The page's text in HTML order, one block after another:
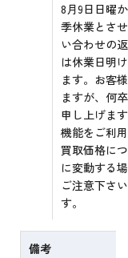
8月9日日曜
季休業とさ
い合わせの
は休業日明
ます。お客
ますが、何
申し上げま
機能をご利
買取価格に
に変動する
ご注意下さ
す。
備考